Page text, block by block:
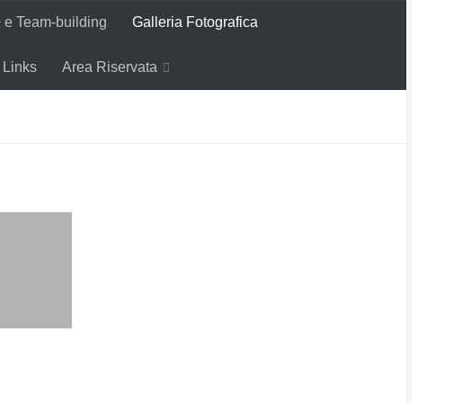
Team-building Galleria Fotografica
Links Area Riservata